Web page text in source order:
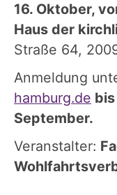
16. Oktober,
Haus der
Straße 64,
Anmeldung
hamburg.de
September.
Veranstalter: